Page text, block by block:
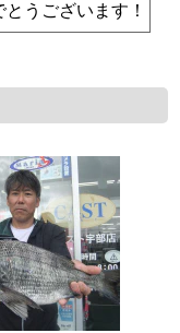
うございます！